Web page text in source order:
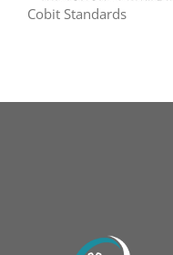
Cobit Standards